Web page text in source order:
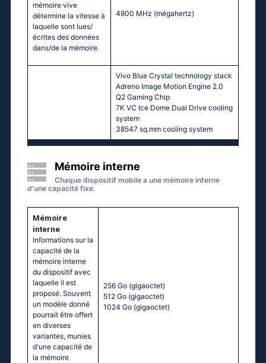
mémoire vive
détermine la vitesse à
laquelle sont lues/
écrites des données
dans/de la mémoire.
4800 MHz (mégahertz)
Vivo Blue Crystal technology stack
Adreno Image Motion Engine 2.0
Q2 Gaming Chip
7K VC Ice Dome Dual Drive cooling
system
38547 sq.mm cooling system
Mémoire interne
Chaque dispositif mobile a une mémoire interne
d'une capacité fixe.
Mémoire
interne
Informations sur la
capacité de la
mémoire interne
du dispositif avec
laquelle il est
proposé. Souvent
un modèle donné
pourrait être offert
en diverses
variantes, munies
d'une capacité de
la mémoire
256 Go (gigaoctet)
512 Go (gigaoctet)
1024 Go (gigaoctet)